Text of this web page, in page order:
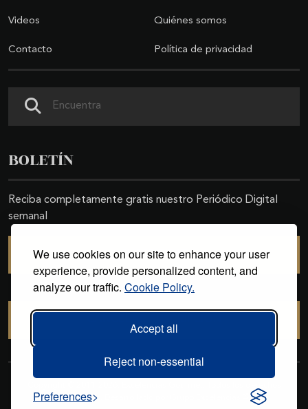
We use cookies on our site to enhance your user
experience, provide personalized content, and
analyze our traffic. Cookie Policy.
Accept all
Reject non-essential
Preferences
Videos Quiénes somos
Contacto Política de privacidad
BOLETÍN
Reciba completamente gratis nuestro Periódico Digital
semanal
SUSCRIBIRSE
reservados. Desarrollado por
.